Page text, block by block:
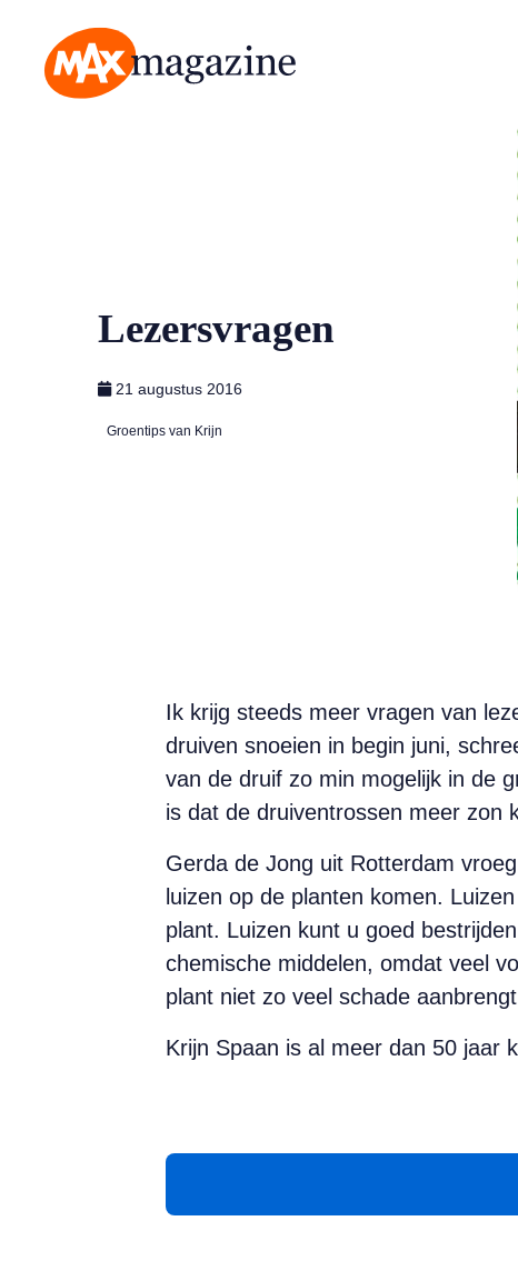
Lezersvragen
21 augustus 2016
Groentips van Krijn
Ik krijg steeds meer vragen van
druiven snoeien in begin juni,
van de druif zo min mogelijk in de
is dat de druiventrossen meer zon
Gerda de Jong uit Rotterdam
luizen op de planten komen.
plant. Luizen kunt u goed
chemische middelen, omdat veel
plant niet zo veel schade
Krijn Spaan is al meer dan 50 jaar